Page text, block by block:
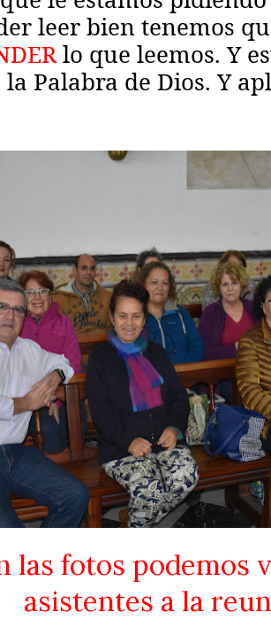
leer bien tenemos
lo que leemos. Y
la Palabra de Dios. Y
las fotos podemos
asistentes a la